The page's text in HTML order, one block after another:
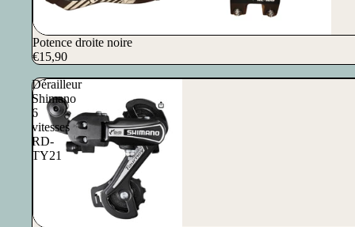
Potence droite noire
€15,90
Dérailleur
Shimano
6
vitesses
RD-
TY21